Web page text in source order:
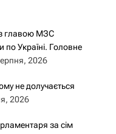
главою МЗС
Україні. Головне
2026
не долучається
2026
за сім